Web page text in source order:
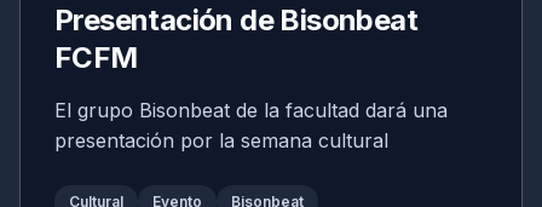
Presentación de Bisonbeat
FCFM
El grupo Bisonbeat de la facultad dará una
presentación por la semana cultural
Cultural Evento Bisonbeat